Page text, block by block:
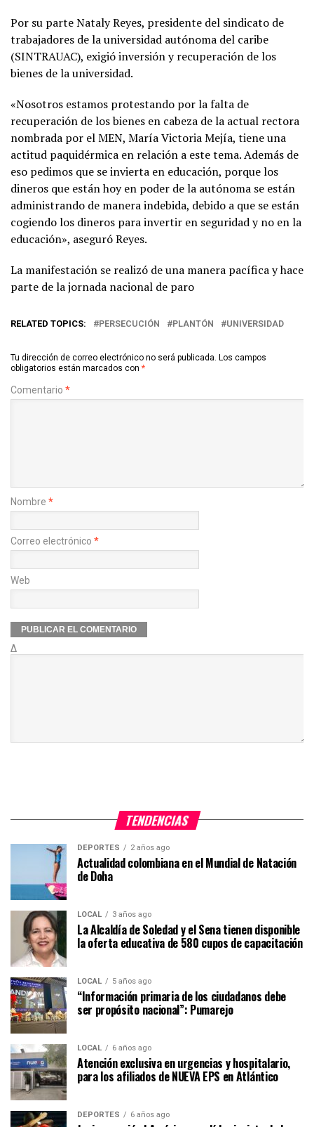
Por su parte Nataly Reyes, presidente del sindicato de
trabajadores de la universidad autónoma del caribe
(SINTRAUAC), exigió inversión y recuperación de los
bienes de la universidad.
«Nosotros estamos protestando por la falta de
recuperación de los bienes en cabeza de la actual rectora
nombrada por el MEN, María Victoria Mejía, tiene una
actitud paquidérmica en relación a este tema. Además de
eso pedimos que se invierta en educación, porque los
dineros que están hoy en poder de la autónoma se están
administrando de manera indebida, debido a que se están
cogiendo los dineros para invertir en seguridad y no en la
educación», aseguró Reyes.
La manifestación se realizó de una manera pacífica y hace
parte de la jornada nacional de paro
RELATED TOPICS: PERSECUCIÓN PLANTÓN UNIVERSIDAD
Tu dirección de correo electrónico no será publicada. Los campos
obligatorios están marcados con *
Comentario *
Nombre *
Correo electrónico *
Web
Δ
TENDENCIAS
DEPORTES 2 años ago
Actualidad colombiana en el Mundial de Natación
de Doha
LOCAL 3 años ago
La Alcaldía de Soledad y el Sena tienen disponible
la oferta educativa de 580 cupos de capacitación
LOCAL 5 años ago
“Información primaria de los ciudadanos debe
ser propósito nacional”: Pumarejo
LOCAL 6 años ago
Atención exclusiva en urgencias y hospitalario,
para los afiliados de NUEVA EPS en Atlántico
DEPORTES 6 años ago